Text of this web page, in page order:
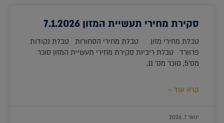
סקירת מחירי תעשיית המזון 7.1.2026
טבלת מחירי מזון טבלת מחירי הסחורות טבלת נקודות
פרוורד טבלת ריביות סקירת מחירי תעשיית המזון סוכר
מס'5, סוכר מס' 11,
קרא עוד »
ינואר 7, 2026